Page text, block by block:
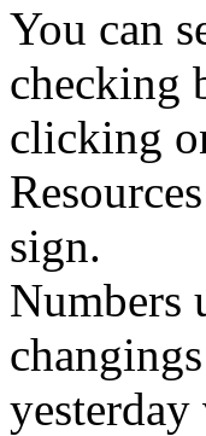
You can
checking
clicking
sign.
Numbers
yesterday